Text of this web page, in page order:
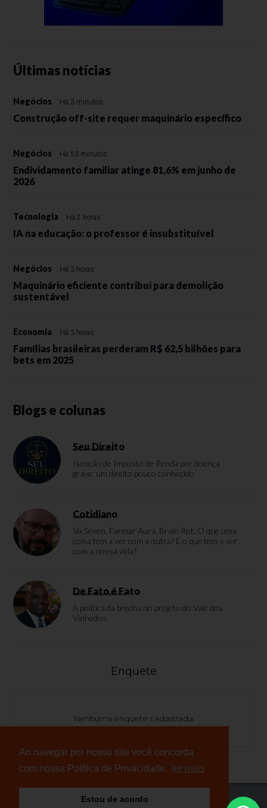
Ao navegar por nosso site você concorda
com nossa Política de Privacidade.
ler mais
Estou de acordo
Últimas notícias
Negócios Há 3 minutos
Construção off-site requer maquinário específico
Negócios Há 53 minutos
Endividamento familiar atinge 81,6% em junho de
2026
Tecnologia Há 2 horas
IA na educação: o professor é insubstituível
Negócios Há 3 horas
Maquinário eficiente contribui para demolição
sustentável
Economia Há 3 horas
Famílias brasileiras perderam R$ 62,5 bilhões para
bets em 2025
Blogs e colunas
Seu Direito
Isenção de Imposto de Renda por doença
grave: um direito pouco conhecido
Cotidiano
Six Seven, Farmar Aura, Brain Rot. O que uma
coisa tem a ver com a outra? E o que tem a ver
com a nossa vida?
De Fato é Fato
A política da brecha no projeto do Vale dos
Vinhedos
Enquete
Nenhuma enquete cadastrada